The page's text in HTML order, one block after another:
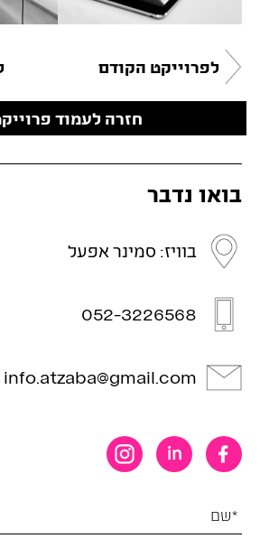
לפרוייקט הקודם
חזרה לעמוד
בואו נדבר
בוויז: סמינר אפעל
052-3226568
info.atzaba@gmail.com